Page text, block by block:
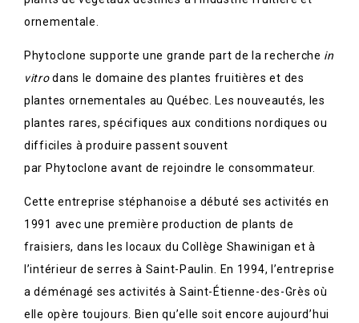
ornementale.
Phytoclone supporte une grande part de la recherche in
vitrodans le domaine des plantes fruitières et des
plantes ornementales au Québec. Les nouveautés, les
plantes rares, spécifiques aux conditions nordiques ou
difficiles à produire passent souvent
par Phytoclone avant de rejoindre le consommateur.
Cette entreprise stéphanoise a débuté ses activités en
1991 avec une première production de plants de
fraisiers, dans les locaux du Collège Shawinigan et à
l’intérieur de serres à Saint-Paulin. En 1994, l’entreprise
a déménagé ses activités à Saint-Étienne-des-Grès où
elle opère toujours. Bien qu’elle soit encore aujourd’hui